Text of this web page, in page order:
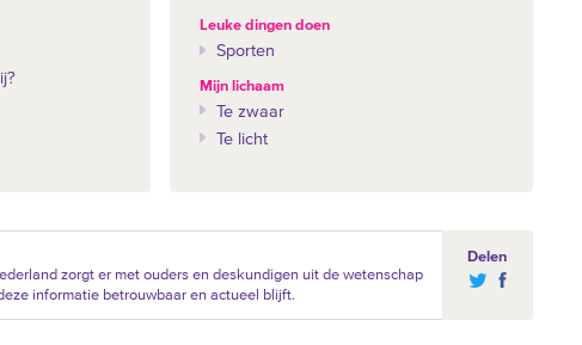
Leuke dingen doen
Sporten
Mijn lichaam
Te zwaar
Te licht
zorgt er met ouders en deskundigen uit de wetenschap
informatie betrouwbaar en actueel blijft.
Delen